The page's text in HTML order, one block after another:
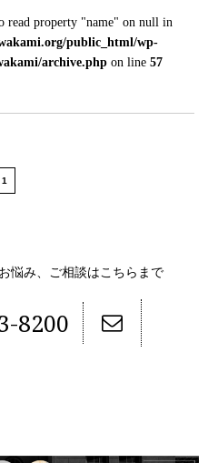
read property "name" on null in
public_html/wp-
archive.phpon line 57
1
悩み、ご相談はこちらまで
8200